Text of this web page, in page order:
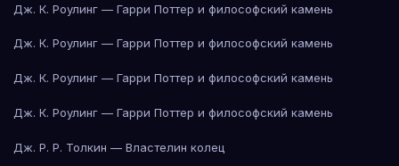
Дж. К. Роулинг — Гарри Поттер и философский камень
Дж. К. Роулинг — Гарри Поттер и философский камень
Дж. К. Роулинг — Гарри Поттер и философский камень
Дж. К. Роулинг — Гарри Поттер и философский камень
Дж. Р. Р. Толкин — Властелин колец